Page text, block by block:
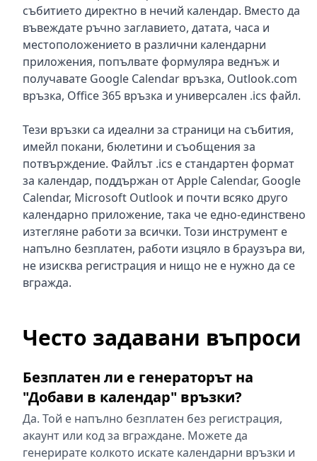
събитието директно в нечий календар. Вместо да
въвеждате ръчно заглавието, датата, часа и
местоположението в различни календарни
приложения, попълвате формуляра веднъж и
получавате Google Calendar връзка, Outlook.com
връзка, Office 365 връзка и универсален .ics файл.
Тези връзки са идеални за страници на събития,
имейл покани, бюлетини и съобщения за
потвърждение. Файлът .ics е стандартен формат
за календар, поддържан от Apple Calendar, Google
Calendar, Microsoft Outlook и почти всяко друго
календарно приложение, така че едно-единствено
изтегляне работи за всички. Този инструмент е
напълно безплатен, работи изцяло в браузъра ви,
не изисква регистрация и нищо не е нужно да се
вгражда.
Често задавани въпроси
Безплатен ли е генераторът на
"Добави в календар" връзки?
Да. Той е напълно безплатен без регистрация,
акаунт или код за вграждане. Можете да
генерирате колкото искате календарни връзки и